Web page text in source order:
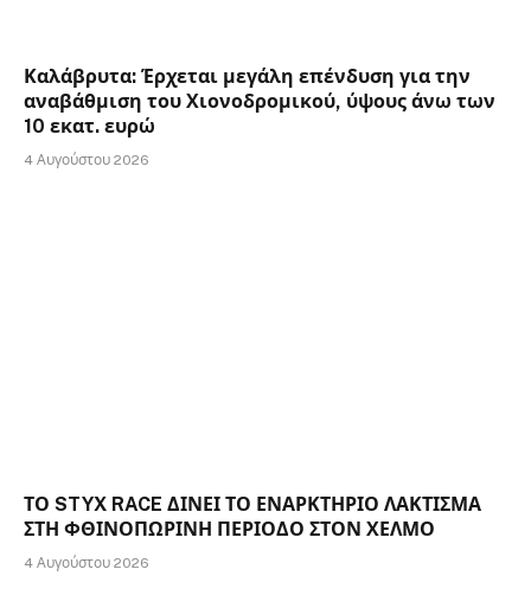
Καλάβρυτα: Έρχεται μεγάλη επένδυση για την
αναβάθμιση του Χιονοδρομικού, ύψους άνω των
10 εκατ. ευρώ
4 Αυγούστου 2026
ΤΟ STYX RACE ΔΙΝΕΙ ΤΟ ΕΝΑΡΚΤΗΡΙΟ ΛΑΚΤΙΣΜΑ
ΣΤΗ ΦΘΙΝΟΠΩΡΙΝΗ ΠΕΡΙΟΔΟ ΣΤΟΝ ΧΕΛΜΟ
4 Αυγούστου 2026